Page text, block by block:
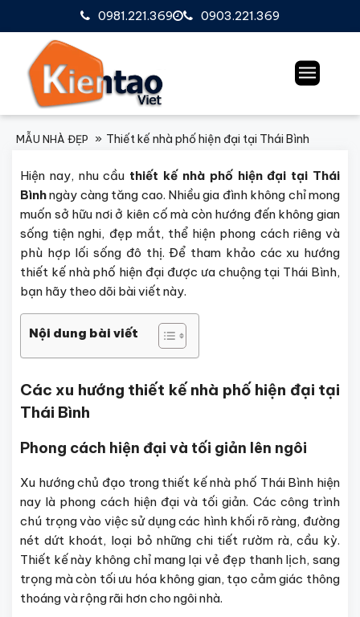
0903.221.369
0981.221.369
MẪU NHÀ ĐẸP Thiết kế nhà phố hiện đại tại Thái Bình
Hiện nay, nhu cầu thiết kế nhà phố hiện đại tại Thái
Bìnhngày càng tăng cao. Nhiều gia đình không chỉ mong
muốn sở hữu nơi ở kiên cố mà còn hướng đến không gian
sống tiện nghi, đẹp mắt, thể hiện phong cách riêng và
phù hợp lối sống đô thị. Để tham khảo các xu hướng
thiết kế nhà phố hiện đại được ưa chuộng tại Thái Bình,
bạn hãy theo dõi bài viết này.
Nội dung bài viết
Các xu hướng thiết kế nhà phố hiện đại tại
Thái Bình
Phong cách hiện đại và tối giản lên ngôi
Xu hướng chủ đạo trong thiết kế nhà phố Thái Bình hiện
nay là phong cách hiện đại và tối giản. Các công trình
chú trọng vào việc sử dụng các hình khối rõ ràng, đường
nét dứt khoát, loại bỏ những chi tiết rườm rà, cầu kỳ.
Thiết kế này không chỉ mang lại vẻ đẹp thanh lịch, sang
trọng mà còn tối ưu hóa không gian, tạo cảm giác thông
thoáng và rộng rãi hơn cho ngôi nhà.